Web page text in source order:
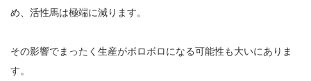
め、活性馬は極端に減ります。
その影響でまったく生産がボロボロになる可能性も大いにありま
す。